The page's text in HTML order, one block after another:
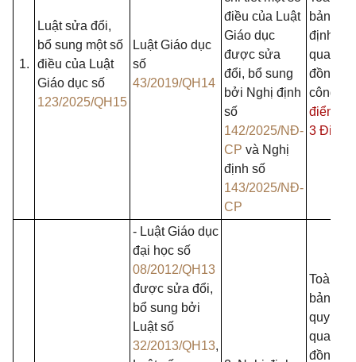
1.
Luật sửa đổi,
bổ sung một số
điều của Luật
Giáo dục số
123/2025/QH15
Luật Giáo dục
số
43/2019/QH14
điều của Luật
Giáo dục
được sửa
đổi, bổ sung
bởi Nghị định
số
142/2025/NĐ-
CP và Nghị
định số
143/2025/NĐ-
CP
bản trừ
định
quan
đồng
công
điểm b
3 Điều 4
- Luật Giáo dục
đại học số
08/2012/QH13
được sửa đổi,
bổ sung bởi
Luật số
32/2013/QH13,
Toàn
bản, trừ
quy
quan
đồng